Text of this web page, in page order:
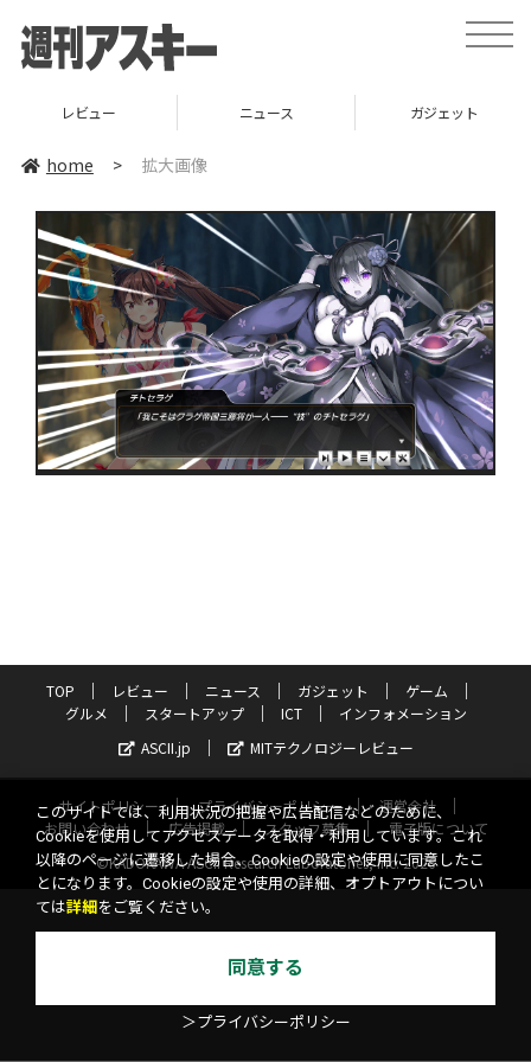
toggle
レビュー ニュース ガジェット
home > 拡大画像
TOP レビュー ニュース ガジェット
ゲーム
グルメ
スタートアップ ICT
インフォメーション
ASCII.jp
MITテクノロジーレビュー
サイトポリシー プライバシーポリシー
運営会社
お問い合わせ
広告掲載 スタッフ募集
電子版について
©KADOKAWA ASCII Research Laboratories, Inc. 2026
このサイトでは、利用状況の把握や広告配信などのために、
Cookieを使用してアクセスデータを取得・利用しています。これ
以降のページに遷移した場合、Cookieの設定や使用に同意したこ
とになります。Cookieの設定や使用の詳細、オプトアウトについ
ては詳細 をご覧ください。
同意する
＞プライバシーポリシー